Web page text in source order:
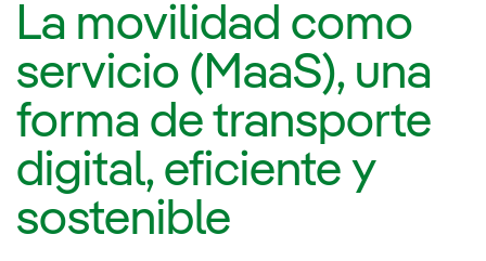
La movilidad como
servicio (MaaS), una
forma de transporte
digital, eficiente y
sostenible